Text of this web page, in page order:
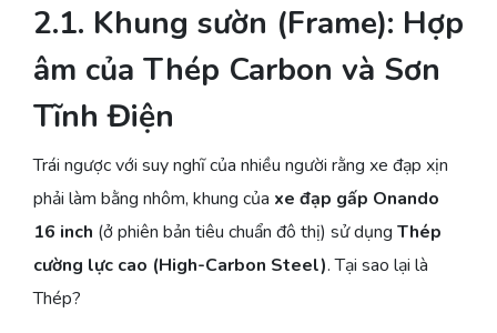
2.1. Khung sườn (Frame): Hợp
âm của Thép Carbon và Sơn
Tĩnh Điện
Trái ngược với suy nghĩ của nhiều người rằng xe đạp xịn
phải làm bằng nhôm, khung của xe đạp gấp Onando
16 inch (ở phiên bản tiêu chuẩn đô thị) sử dụng Thép
cường lực cao (High-Carbon Steel). Tại sao lại là
Thép?